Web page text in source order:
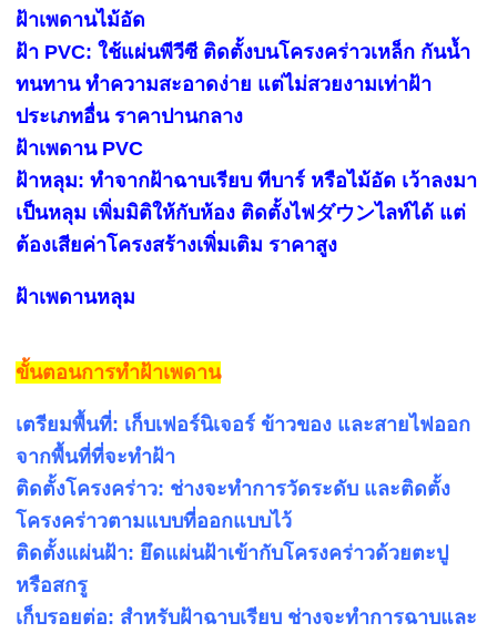
ฝ้าเพดานไม้อัด
ฝ้า PVC: ใช้แผ่นพีวีซี ติดตั้งบนโครงคร่าวเหล็ก กันน้ำ
ทนทาน ทำความสะอาดง่าย แต่ไม่สวยงามเท่าฝ้า
ประเภทอื่น ราคาปานกลาง
ฝ้าเพดาน PVC
ฝ้าหลุม: ทำจากฝ้าฉาบเรียบ ทีบาร์ หรือไม้อัด เว้าลงมา
เป็นหลุม เพิ่มมิติให้กับห้อง ติดตั้งไฟダウンไลท์ได้ แต่
ต้องเสียค่าโครงสร้างเพิ่มเติม ราคาสูง
ฝ้าเพดานหลุม
ขั้นตอนการทำฝ้าเพดาน
เตรียมพื้นที่: เก็บเฟอร์นิเจอร์ ข้าวของ และสายไฟออก
จากพื้นที่ที่จะทำฝ้า
ติดตั้งโครงคร่าว: ช่างจะทำการวัดระดับ และติดตั้ง
โครงคร่าวตามแบบที่ออกแบบไว้
ติดตั้งแผ่นฝ้า: ยึดแผ่นฝ้าเข้ากับโครงคร่าวด้วยตะปู
หรือสกรู
เก็บรอยต่อ: สำหรับฝ้าฉาบเรียบ ช่างจะทำการฉาบและ